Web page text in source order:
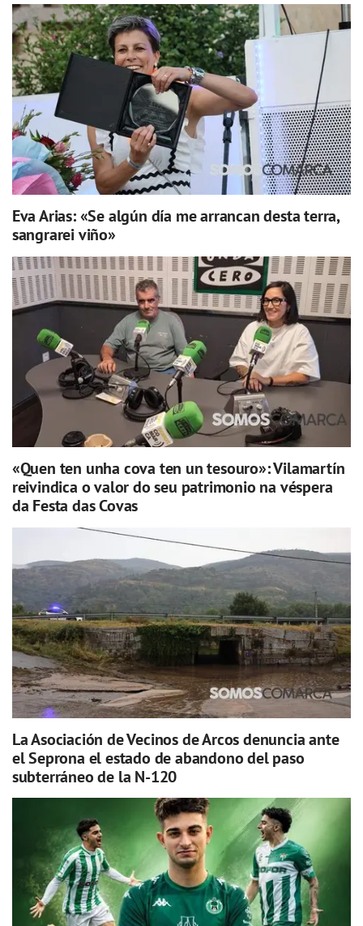
Eva Arias: «Se algún día me arrancan desta terra,
sangrarei viño»
«Quen ten unha cova ten un tesouro»: Vilamartín
reivindica o valor do seu patrimonio na véspera
da Festa das Covas
La Asociación de Vecinos de Arcos denuncia ante
el Seprona el estado de abandono del paso
subterráneo de la N-120